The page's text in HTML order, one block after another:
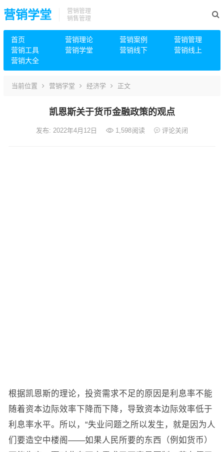
营销学堂
营销管理
销售管理
首页 营销理论 营销案例
营销管理
营销工具
营销学堂 营销线下
营销线上
营销大全
当前位置 营销学堂 经济学 正文
凯恩斯关于货币金融政策的观点
发布: 2022年4月12日 1,598阅读 评论关闭
根据凯恩斯的理论，投资需求不足的原因是利息率不能
随着资本边际效率下降而下降，导致资本边际效率低于
利息率水平。所以，“失业问题之所以发生，就是因为人
们要造空中楼阁——如果人民所要的东西（例如货币）